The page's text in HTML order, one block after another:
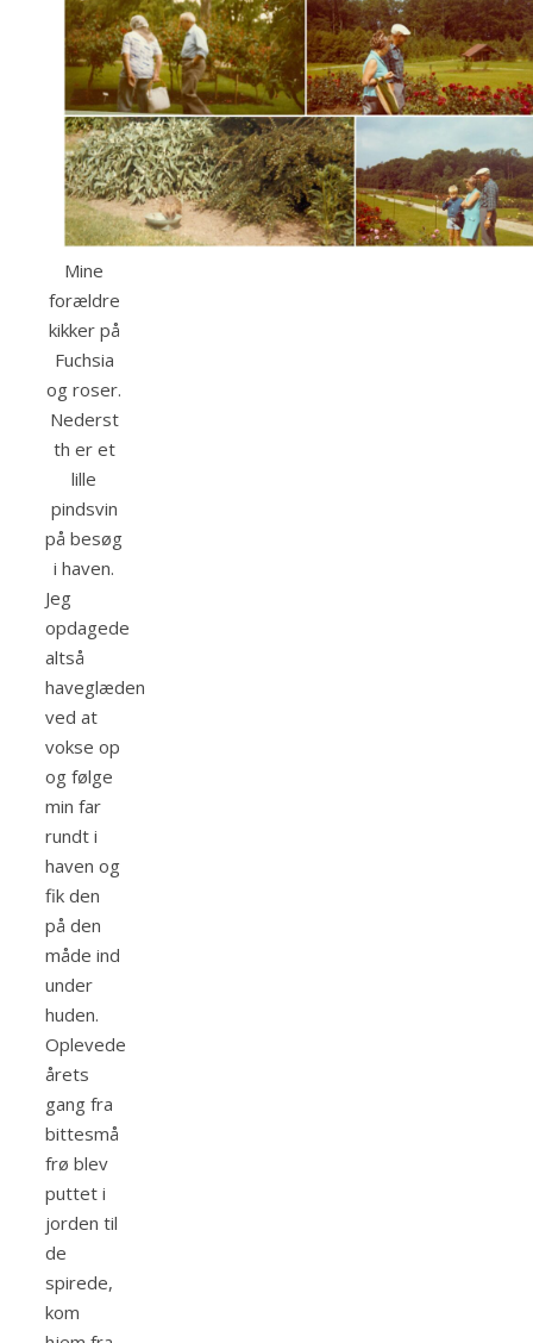
Mine
forældre
kikker på
Fuchsia
og roser.
Nederst
th er et
lille
pindsvin
på besøg
i haven.
Jeg
opdagede
altså
haveglæden
ved at
vokse op
og følge
min far
rundt i
haven og
fik den
på den
måde ind
under
huden.
Oplevede
årets
gang fra
bittesmå
frø blev
puttet i
jorden til
de
spirede,
kom